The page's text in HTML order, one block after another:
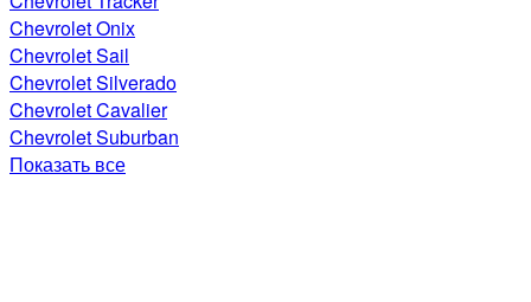
Chevrolet Onix
Chevrolet Sail
Chevrolet Silverado
Chevrolet Cavalier
Chevrolet Suburban
Показать все